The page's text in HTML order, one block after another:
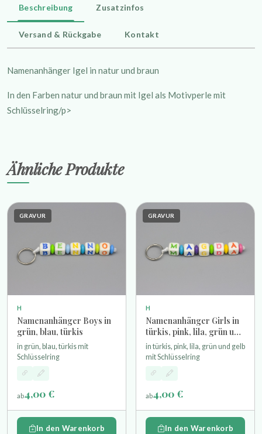
Beschreibung Zusatzinfos
Versand & Rückgabe Kontakt
Namenanhänger Igel in natur und braun
In den Farben natur und braun mit Igel als Motivperle mit
Schlüsselring/p>
Ähnliche Produkte
GRAVUR
H
Namenanhänger Boys in
grün, blau, türkis
in grün, blau, türkis mit
Schlüsselring
ab4,00 €
In den Warenkorb
GRAVUR
H
Namenanhänger Girls in
türkis, pink, lila, grün und
gelb
in türkis, pink, lila, grün und gelb
mit Schlüsselring
ab4,00 €
In den Warenkorb